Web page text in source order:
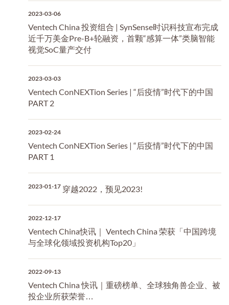
2023-03-06
Ventech China 投资组合 | SynSense时识科技宣布完成
近千万美金Pre-B+轮融资，首颗“感算一体”类脑智能
视觉SoC量产交付
2023-03-03
Ventech ConNEXTion Series | “后疫情”时代下的中国
PART 2
2023-02-24
Ventech ConNEXTion Series | “后疫情”时代下的中国
PART 1
2023-01-17 穿越2022，预见2023!
2022-12-17
Ventech China快讯｜ Ventech China 荣获「中国跨境
与全球化领域投资机构Top20」
2022-09-13
Ventech China 快讯｜重磅榜单、全球独角兽企业、被
投企业所获荣誉…